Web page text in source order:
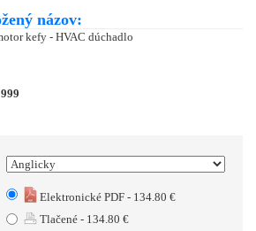
názov:
kefy - HVAC dúchadlo
Elektronické PDF - 134.80 €
Tlačené - 134.80 €